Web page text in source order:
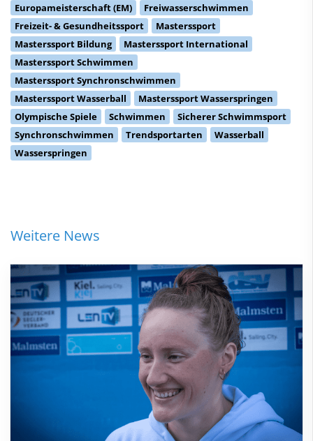
Europameisterschaft (EM)
Freiwasserschwimmen
Freizeit- & Gesundheitssport
Masterssport
Masterssport Bildung
Masterssport International
Masterssport Schwimmen
Masterssport Synchronschwimmen
Masterssport Wasserball
Masterssport Wasserspringen
Olympische Spiele
Schwimmen
Sicherer Schwimmsport
Synchronschwimmen
Trendsportarten
Wasserball
Wasserspringen
Weitere News